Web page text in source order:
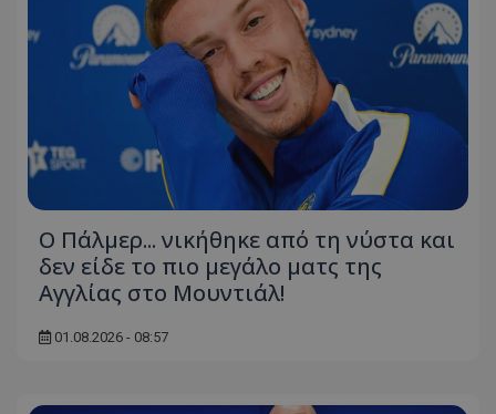
Ο Πάλμερ... νικήθηκε από τη νύστα και
δεν είδε το πιο μεγάλο ματς της
Αγγλίας στο Μουντιάλ!
01.08.2026 - 08:57